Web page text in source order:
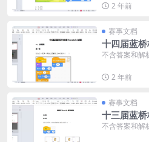
2 年前
赛事文档
十四届蓝
不含答案和解
2 年前
赛事文档
十三届蓝
不含答案和解